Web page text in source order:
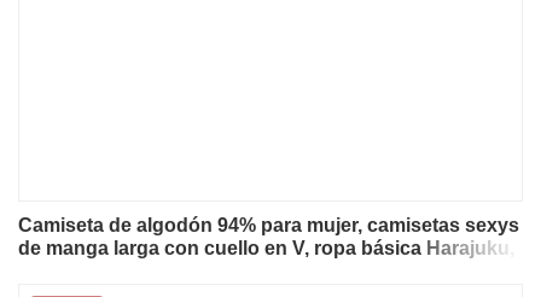
Camiseta de algodón 94% para mujer, camisetas sexys
de manga larga con cuello en V, ropa básica Harajuku,